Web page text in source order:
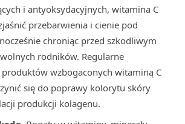
i antyoksydacyjnych, witamina C
przebarwienia i cienie pod
chroniąc przed szkodliwym
rodników. Regularne
wzbogaconych witaminą C
się do poprawy kolorytu skóry
produkcji kolagenu.